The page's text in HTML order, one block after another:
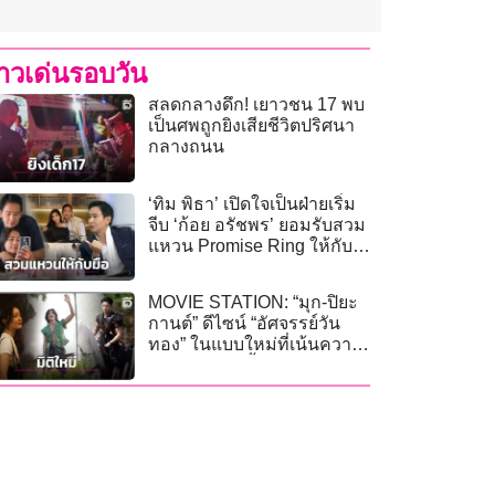
วเด่นรอบวัน
สลดกลางดึก! เยาวชน 17 พบ
เป็นศพถูกยิงเสียชีวิตปริศนา
กลางถนน
‘ทิม พิธา’ เปิดใจเป็นฝ่ายเริ่ม
จีบ ‘ก้อย อรัชพร’ ยอมรับสวม
แหวน Promise Ring ให้กับ
MOVIE STATION: “มุก-ปิยะ
กานต์” ดีไซน์ “อัศจรรย์วัน
ทอง” ในแบบใหม่ที่เน้นความ